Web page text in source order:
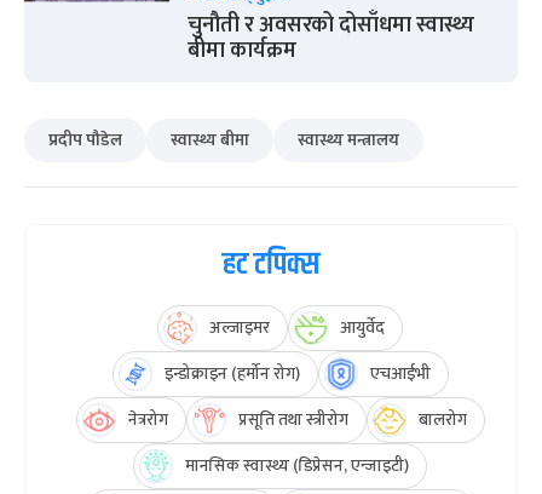
चुनौती र अवसरको दोसाँधमा स्वास्थ्य
बीमा कार्यक्रम
प्रदीप पौडेल स्वास्थ्य बीमा स्वास्थ्य मन्त्रालय
हट टपिक्स
अल्जाइमर
आयुर्वेद
इन्डोक्राइन (हर्मोन रोग)
एचआईभी
नेत्ररोग
प्रसूति तथा स्त्रीरोग
बालरोग
मानसिक स्वास्थ्य (डिप्रेसन, एन्जाइटी)